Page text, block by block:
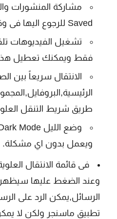
مشاركة المنشورات
Saved للرجوع اليها فى وقت آخر.
فقط ويمكنك تعطيل هذه
الانتقال سريعاً بين
طريق شريط التنقل
ويعمل بدون اي مشكلة.
فى قائمة الانتقال
وعند الضغط عليها
الرسائل,يمكن الرد على
تطبيق ماسنجر ولكن لا